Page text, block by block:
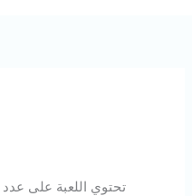
تحتوي اللعبة على